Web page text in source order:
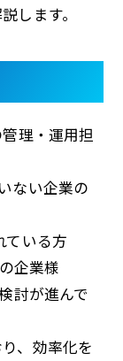
します。
理・運用担
ない企業の
ている方
企業様
討が進んで
、効率化を